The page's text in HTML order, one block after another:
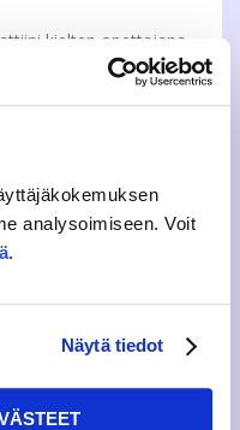
analysoimiseen. Voit
.
Näytä tiedot
kielten opettajana
yhtä haastavaa ja
yhtä monipuolista,
ja sen mielekkyys
ja opiskelijoiden
jotka hetken päästä
tukeminen ja
myös vapaaehtoisten
Sama pätee